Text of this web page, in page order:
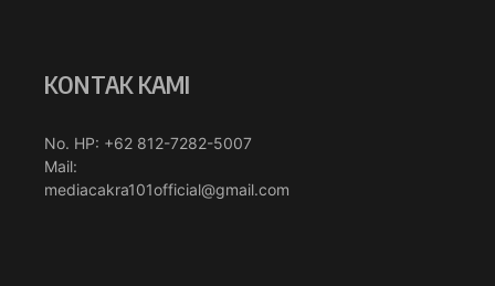
KONTAK KAMI
No. HP: +62 812-7282-5007
Mail:
mediacakra101official@gmail.com